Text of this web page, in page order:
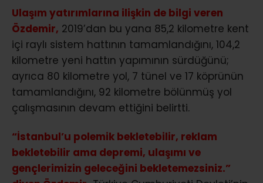
Ulaşım yatırımlarına ilişkin de bilgi veren
Özdemir, 2019’dan bu yana 85,2 kilometre kent
içi raylı sistem hattının tamamlandığını, 104,2
kilometre yeni hattın yapımının sürdüğünü;
ayrıca 80 kilometre yol, 7 tünel ve 17 köprünün
tamamlandığını, 92 kilometre bölünmüş yol
çalışmasının devam ettiğini belirtti.
“İstanbul’u polemik bekletebilir, reklam
bekletebilir ama depremi, ulaşımı ve
gençlerimizin geleceğini bekletemezsiniz.”